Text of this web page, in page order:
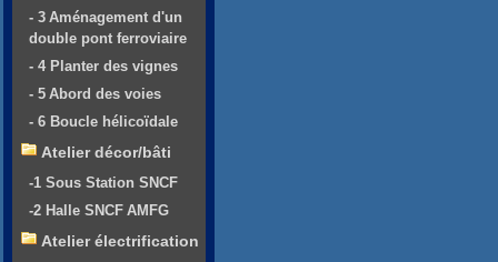
- 3 Aménagement d'un
double pont ferroviaire
- 4 Planter des vignes
- 5 Abord des voies
- 6 Boucle hélicoïdale
Atelier décor/bâti
-1 Sous Station SNCF
-2 Halle SNCF AMFG
Atelier électrification